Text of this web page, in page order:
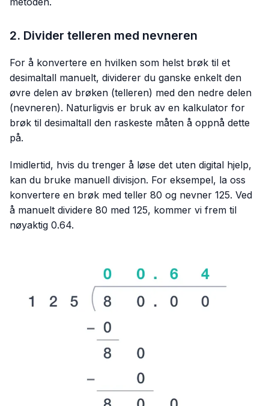
2. Divider telleren med nevneren
For å konvertere en hvilken som helst brøk til et
desimaltall manuelt, dividerer du ganske enkelt den
øvre delen av brøken (telleren) med den nedre delen
(nevneren). Naturligvis er bruk av en kalkulator for
brøk til desimaltall den raskeste måten å oppnå dette
på.
Imidlertid, hvis du trenger å løse det uten digital hjelp,
kan du bruke manuell divisjon. For eksempel, la oss
konvertere en brøk med teller 80 og nevner 125. Ved
å manuelt dividere 80 med 125, kommer vi frem til
nøyaktig 0.64.